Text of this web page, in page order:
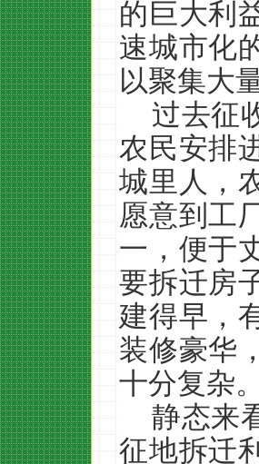
的巨大利
速城市化
以聚集大
过去征
农民安排
城里人，
愿意到工
一，便于
要拆迁房
建得早，
装修豪华
十分复杂
静态来
征地拆迁